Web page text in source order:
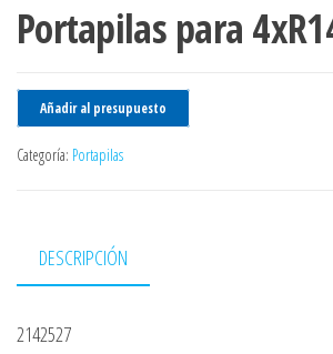
Portapilas para
Añadir al presupuesto
Categoría: Portapilas
DESCRIPCIÓN
2142527